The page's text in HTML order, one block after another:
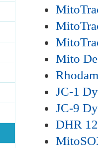
Mito
JC-1
JC-9
DHR